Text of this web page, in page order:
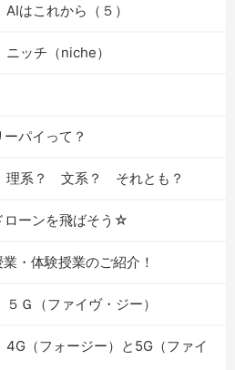
はこれから（５）
ニッチ（niche）
パイって？
理系？ 文系？ それとも？
ローンを飛ばそう☆
・体験授業のご紹介！
Ｇ（ファイヴ・ジー）
4G（フォージー）と5G（ファイ